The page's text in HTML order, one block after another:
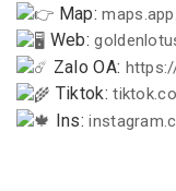
Map:
Web:
Zalo OA:
Tiktok:
Ins: